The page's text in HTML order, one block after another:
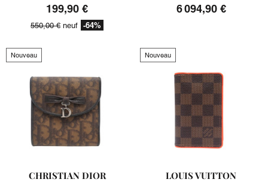
199,90 €
550,00 € neuf -64%
6 094,90 €
Nouveau
CHRISTIAN DIOR
Nouveau
LOUIS VUITTON